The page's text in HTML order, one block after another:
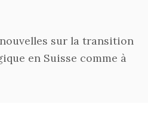
sur la transition
en Suisse comme à